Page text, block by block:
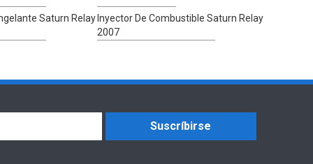
Saturn Relay Inyector De Combustible Saturn Relay
2007
Suscríbirse